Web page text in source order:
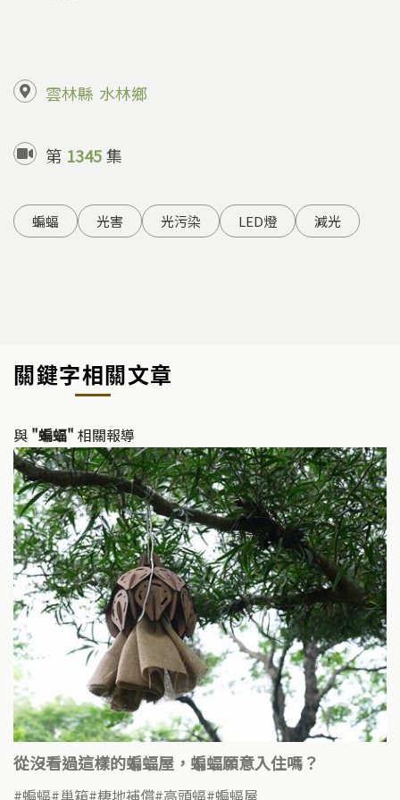
雲林縣 水林鄉
第 1345集
蝙蝠 光害 光污染 LED燈 減光
關鍵字相關文章
與 "蝙蝠" 相關報導
從沒看過這樣的蝙蝠屋，蝙蝠願意入住嗎？
蝙蝠 巢箱 棲地補償 高頭蝠 蝙蝠屋